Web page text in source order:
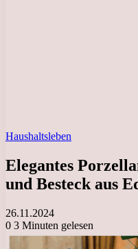
Haushaltsleben
Elegantes
und Besteck aus
26.11.2024
0 3 Minuten gelesen